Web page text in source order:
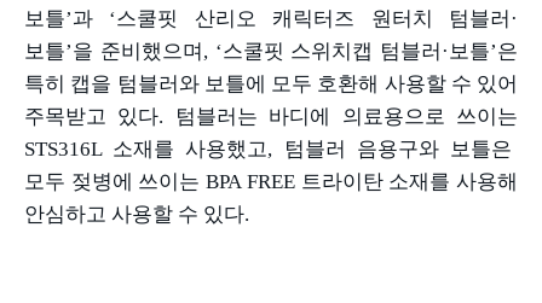
보틀’과 ‘스쿨핏 산리오 캐릭터즈 원터치 텀블러 ·
보틀’을 준비했으며 , ‘스쿨핏 스위치캡 텀블러 ·보틀’은
특히 캡을 텀블러와 보틀에 모두 호환해 사용할 수 있어
주목받고 있다.
텀블러는 바디에 의료용으로 쓰이는
STS316L 소재를 사용했고,
텀블러 음용구와 보틀은
모두 젖병에 쓰이는 BPA FREE 트라이탄 소재를 사용해
안심하고 사용할 수 있다.